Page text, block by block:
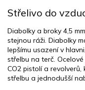
Střelivo do
Diabolky a broky 4,5
stejnou ráži. Diabolky
lepšímu usazení v
střelbu na terč.
CO2 pistolí a
střelbu a jednodušší